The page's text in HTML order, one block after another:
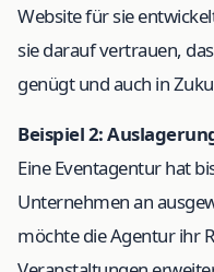
Website für sie
sie darauf vertrauen,
genügt und auch in
Beispiel 2:
Eine Eventagentur hat
Unternehmen an
möchte die Agentur ihr